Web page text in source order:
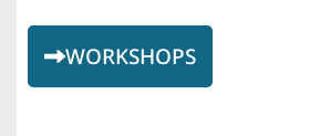
WORKSHOPS